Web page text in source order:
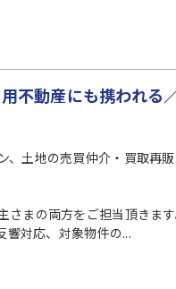
不動産にも携われる
、土地の売買仲介・買取再
さまの両方をご担当頂きます
響対応、対象物件の...